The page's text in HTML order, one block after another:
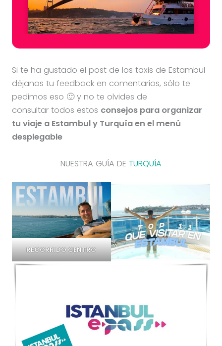
Si te ha gustado el post de los taxis de Estambul
déjanos tu feedback en comentarios, sólo te
pedimos eso 🙂 y no te olvides de
consultar todos estos consejos para organizar
tu viaje a Estambul y Turquía en el menú
desplegable
NUESTRA GUÍA DE TURQUÍA
RECORRIDO CENTRO